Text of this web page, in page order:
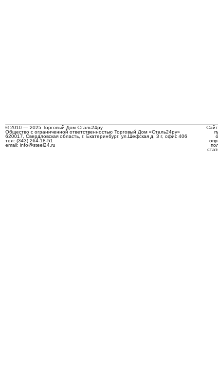
© 2010 — 2025 Торговый Дом Сталь24ру
Общество с ограниченной ответственностью Торговый Дом «Сталь24ру»
620017, Свердловская область, г. Екатеринбург, ул.Шефская д. 3 г, офис 406
тел: (343) 264-18-51
email: info@steel24.ru